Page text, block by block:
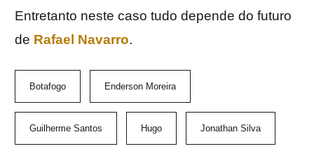
Entretanto neste caso tudo depende do futuro
de Rafael Navarro.
Botafogo Enderson Moreira
Guilherme Santos Hugo Jonathan Silva